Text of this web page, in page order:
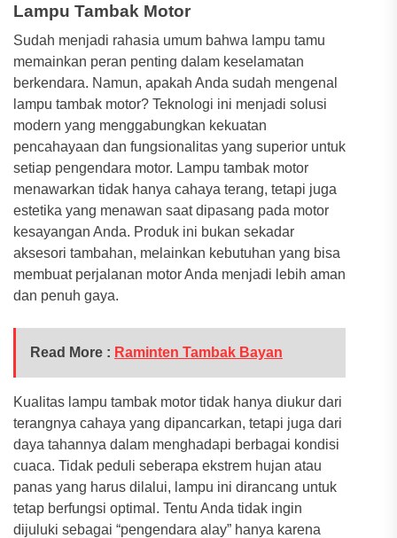
Lampu Tambak Motor
Sudah menjadi rahasia umum bahwa lampu tamu
memainkan peran penting dalam keselamatan
berkendara. Namun, apakah Anda sudah mengenal
lampu tambak motor? Teknologi ini menjadi solusi
modern yang menggabungkan kekuatan
pencahayaan dan fungsionalitas yang superior untuk
setiap pengendara motor. Lampu tambak motor
menawarkan tidak hanya cahaya terang, tetapi juga
estetika yang menawan saat dipasang pada motor
kesayangan Anda. Produk ini bukan sekadar
aksesori tambahan, melainkan kebutuhan yang bisa
membuat perjalanan motor Anda menjadi lebih aman
dan penuh gaya.
Read More : Raminten Tambak Bayan
Kualitas lampu tambak motor tidak hanya diukur dari
terangnya cahaya yang dipancarkan, tetapi juga dari
daya tahannya dalam menghadapi berbagai kondisi
cuaca. Tidak peduli seberapa ekstrem hujan atau
panas yang harus dilalui, lampu ini dirancang untuk
tetap berfungsi optimal. Tentu Anda tidak ingin
dijuluki sebagai “pengendara alay” hanya karena